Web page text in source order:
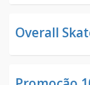
Overall